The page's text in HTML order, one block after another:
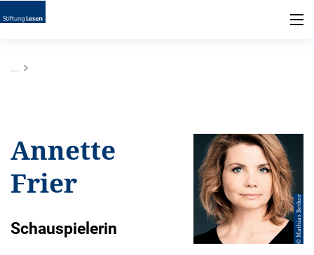
...
Annette
Frier
Schauspielerin © Mathias Bothor